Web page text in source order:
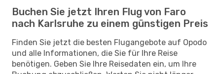
Buchen Sie jetzt Ihren Flug von Faro
nach Karlsruhe zu einem günstigen Preis
Finden Sie jetzt die besten Flugangebote auf Opodo
und alle Informationen, die Sie für Ihre Reise
benötigen. Geben Sie Ihre Reisedaten ein, um Ihre